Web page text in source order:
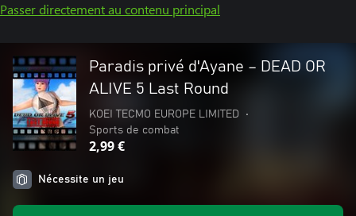
Passer directement au contenu principal
Paradis privé d'Ayane – DEAD OR
ALIVE 5 Last Round
KOEI TECMO EUROPE LIMITED
•
Sports de combat
2,99 €
Nécessite un jeu